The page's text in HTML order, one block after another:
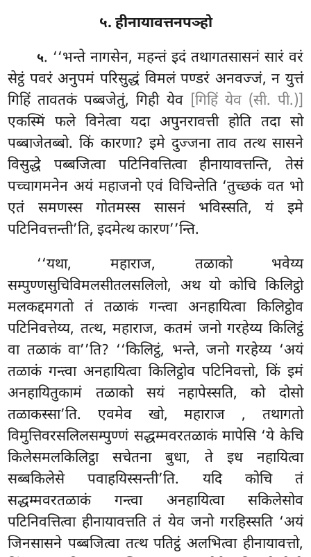
५. हीनायावत्तनपञ्हो
५. ‘‘भन्ते नागसेन, महन्तं इदं तथागतसासनं सारं वरं
सेट्ठं पवरं अनुपमं परिसुद्धं विमलं पण्डरं अनवज्जं, न युत्तं
गिहिं तावतकं पब्बजेतुं, गिही येव [गिहिं येव (सी. पी.)]
एकस्मिं फले विनेत्वा यदा अपुनरावत्ती होति तदा सो
पब्बाजेतब्बो. किं कारणा? इमे दुज्जना ताव तत्थ सासने
विसुद्धे पब्बजित्वा पटिनिवत्तित्वा हीनायावत्तन्ति, तेसं
पच्चागमनेन अयं महाजनो एवं विचिन्तेति ‘तुच्छकं वत भो
एतं समणस्स गोतमस्स सासनं भविस्सति, यं इमे
पटिनिवत्तन्ती’ति, इदमेत्थ कारण’’न्ति.
‘‘यथा, महाराज, तळाको भवेय्य
सम्पुण्णसुचिविमलसीतलसलिलो, अथ यो कोचि किलिट्ठो
मलकद्दमगतो तं तळाकं गन्त्वा अनहायित्वा किलिट्ठोव
पटिनिवत्तेय्य, तत्थ, महाराज, कतमं जनो गरहेय्य किलिट्ठं
वा तळाकं वा’’ति? ‘‘किलिट्ठं, भन्ते, जनो गरहेय्य ‘अयं
तळाकं गन्त्वा अनहायित्वा किलिट्ठोव पटिनिवत्तो, किं इमं
अनहायितुकामं तळाको सयं नहापेस्सति, को दोसो
तळाकस्सा’ति. एवमेव खो, महाराज , तथागतो
विमुत्तिवरसलिलसम्पुण्णं सद्धम्मवरतळाकं मापेसि ‘ये केचि
किलेसमलकिलिट्ठा सचेतना बुधा, ते इध नहायित्वा
सब्बकिलेसे पवाहयिस्सन्ती’ति. यदि कोचि तं
सद्धम्मवरतळाकं गन्त्वा अनहायित्वा सकिलेसोव
पटिनिवत्तित्वा हीनायावत्तति तं येव जनो गरहिस्सति ‘अयं
जिनसासने पब्बजित्वा तत्थ पतिट्ठं अलभित्वा हीनायावत्तो,